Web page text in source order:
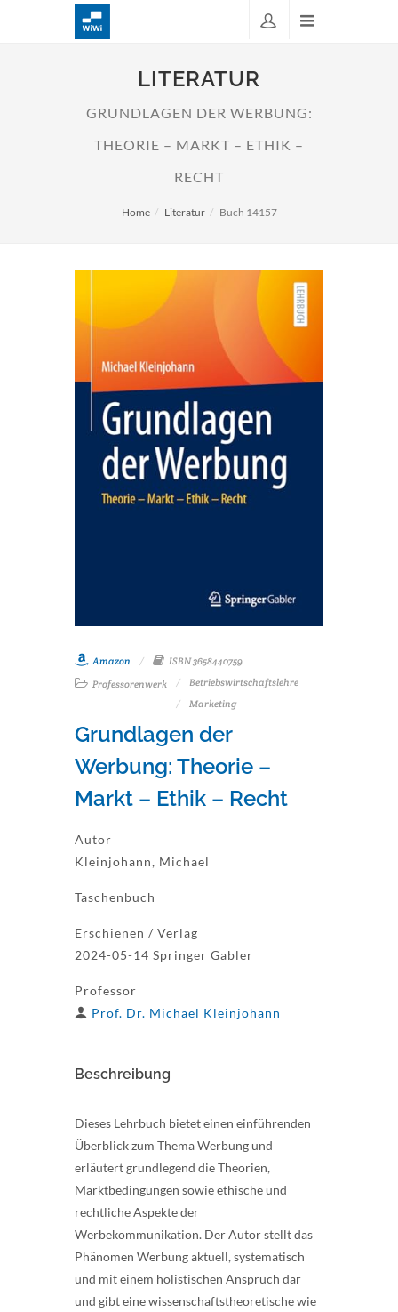
LITERATUR
GRUNDLAGEN DER WERBUNG:
THEORIE – MARKT – ETHIK –
RECHT
Home Literatur Buch 14157
Amazon
ISBN 3658440759
Professorenwerk
Betriebswirtschaftslehre
Marketing
Grundlagen der
Werbung: Theorie –
Markt – Ethik – Recht
Autor
Kleinjohann, Michael
Taschenbuch
Erschienen / Verlag
2024-05-14 Springer Gabler
Professor
Prof. Dr. Michael Kleinjohann
Beschreibung
Dieses Lehrbuch bietet einen einführenden
Überblick zum Thema Werbung und
erläutert grundlegend die Theorien,
Marktbedingungen sowie ethische und
rechtliche Aspekte der
Werbekommunikation. Der Autor stellt das
Phänomen Werbung aktuell, systematisch
und mit einem holistischen Anspruch dar
und gibt eine wissenschaftstheoretische wie